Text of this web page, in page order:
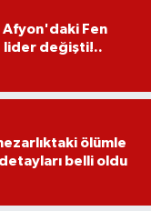
Afyon'daki Fen
lider değişti!..
ölümle
belli oldu